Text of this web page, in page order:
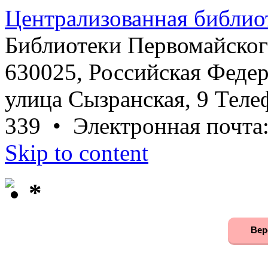
Централизованная
Библиотеки
630025, Российская
улица Сызранская, 9
339 • Электронная
Skip to content
*